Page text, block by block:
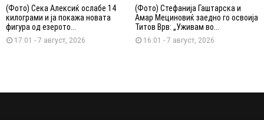
(Фото) Сека Алексиќ ослабе 14
килограми и ја покажа новата
фигура од езерото...
17:01 - 7 август, 2026
(Фото) Стефанија Гаштарска и
Амар Мециновиќ заедно го освоија
Титов Врв: „Уживам во...
16:01 - 7 август, 2026